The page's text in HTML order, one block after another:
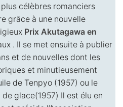
célèbres romanciers
grâce à une nouvelle
Prix Akutagawa en
. Il se met ensuite à publier
et de nouvelles dont les
et minutieusement
de Tenpyo (1957) ou le
glace(1957) Il est élu en